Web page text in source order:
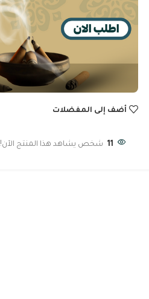
أضف إلى المفضلات
11 شخص يشاهد هذا المنتج الآن!